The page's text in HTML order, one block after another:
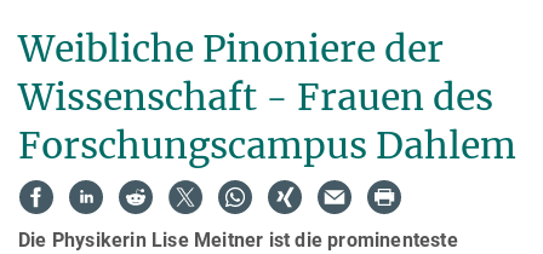
Weibliche Pinoniere der
Wissenschaft - Frauen des
Forschungscampus Dahlem
Die Physikerin Lise Meitner ist die prominenteste